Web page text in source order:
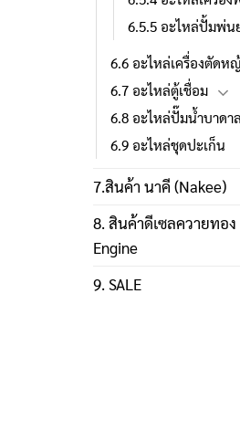
6.5.5 อะไหล่ปั้มพ่น
6.6 อะไหล่เครื่องตัดห
6.7 อะไหล่ตู้เชื่อม
6.8 อะไหล่ปั๊มน้ำบาดาล
6.9 อะไหล่ชุดปะเก็น
7.สินค้า นาคี (Nakee)
8. สินค้าดีเซลควายทอง
Engine
9. SALE